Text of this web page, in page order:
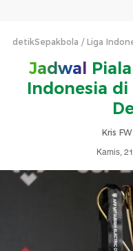
detikSepakbola Liga
Jadwal
Indonesia di
Kris
Kamis,